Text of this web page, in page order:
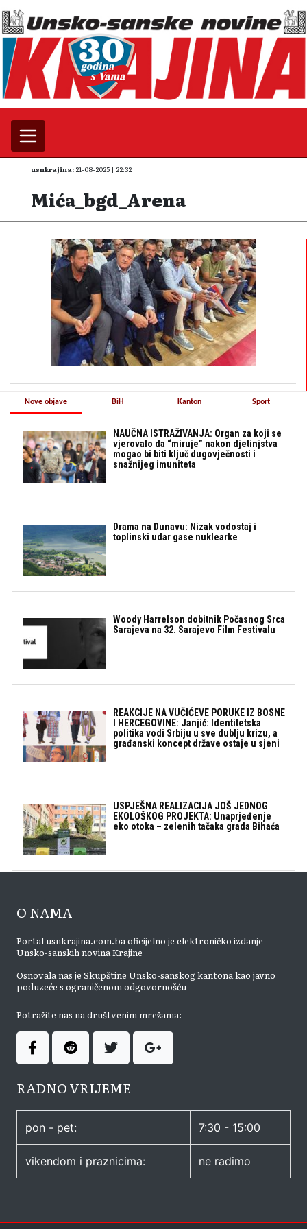
usnkrajina: 21-08-2025 | 22:32
Mića_bgd_Arena
Nove objave
NAUČNA ISTRAŽIVANJA: Organ za koji se
vjerovalo da “miruje” nakon djetinjstva
mogao bi biti ključ dugovječnosti i
snažnijeg imuniteta
Drama na Dunavu: Nizak vodostaj i
toplinski udar gase nuklearke
Woody Harrelson dobitnik Počasnog Srca
Sarajeva na 32. Sarajevo Film Festivalu
REAKCIJE NA VUČIĆEVE PORUKE IZ BOSNE
I HERCEGOVINE: Janjić: Identitetska
politika vodi Srbiju u sve dublju krizu, a
građanski koncept države ostaje u sjeni
USPJEŠNA REALIZACIJA JOŠ JEDNOG
EKOLOŠKOG PROJEKTA: Unaprjeđenje
eko otoka – zelenih tačaka grada Bihaća
BiH Kanton Sport
O NAMA
Portal usnkrajina.com.ba oficijelno je elektroničko izdanje
Unsko-sanskih novina Krajine
Osnovala nas je Skupštine Unsko-sanskog kantona kao javno
poduzeće s ograničenom odgovornošću
Potražite nas na društvenim mrežama:
RADNO VRIJEME
pon - pet: 7:30 - 15:00
vikendom i praznicima: ne radimo